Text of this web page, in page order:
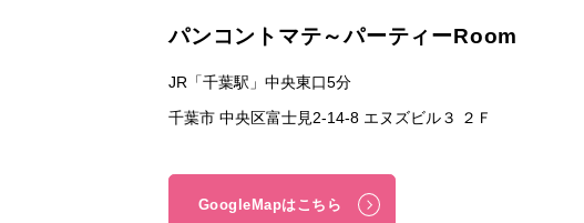
パンコントマテ～パーティーRoom
JR「千葉駅」中央東口5分
千葉市 中央区富士見2-14-8 エヌズビル３ ２Ｆ
GoogleMapはこちら